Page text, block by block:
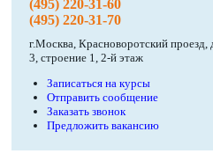
(495) 220-31-60
(495) 220-31-70
г.Москва, Красноворотский проезд,
3, строение 1, 2-й этаж
Записаться на курсы
Отправить сообщение
Заказать звонок
Предложить вакансию